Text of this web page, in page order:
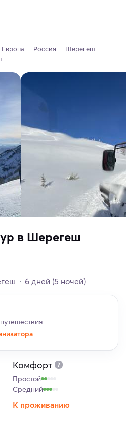
Европа Россия
Шерегеш
в Шерегеш
6 дней (5 ночей)
Комфорт
Простой
Средний
К проживанию